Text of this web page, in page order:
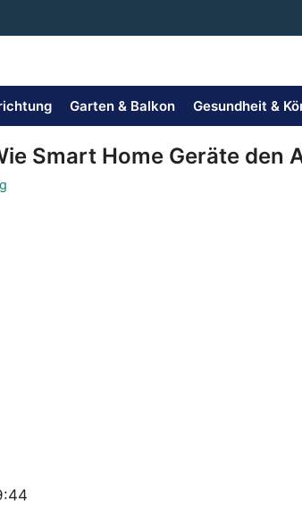
Garten & Balkon Gesundheit &
Smart Home Geräte den